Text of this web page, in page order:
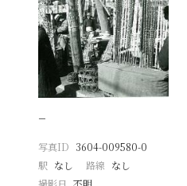
−
写真ID 3604-009580-0
駅 なし 路線 なし